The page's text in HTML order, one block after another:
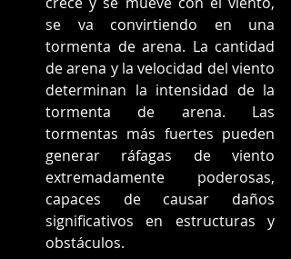
se va convirtiendo en una
tormenta de arena. La cantidad
de arena y la velocidad del viento
determinan la intensidad de la
tormenta de arena. Las
tormentas más fuertes pueden
generar ráfagas de viento
extremadamente poderosas,
capaces de causar daños
significativos en estructuras y
obstáculos.